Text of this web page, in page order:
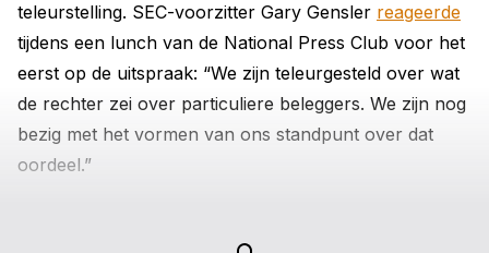
teleurstelling. SEC-voorzitter Gary Gensler reageerde
tijdens een lunch van de National Press Club voor het
eerst op de uitspraak: “We zijn teleurgesteld over wat
de rechter zei over particuliere beleggers. We zijn nog
bezig met het vormen van ons standpunt over dat
oordeel.”